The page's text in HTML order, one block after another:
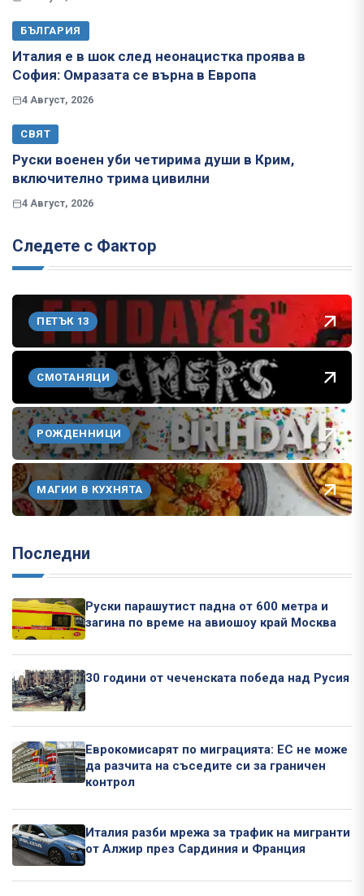
БЪЛГАРИЯ
Италия е в шок след неонацистка проява в
София: Омразата се върна в Европа
4 Август, 2026
СВЯТ
Руски военен уби четирима души в Крим,
включително трима цивилни
4 Август, 2026
Следете с Фактор
ПЕТЪК 13
СМОТАНЯЦИ
РОЖДЕННИЦИ
МАГИИ В КУХНЯТА
Последни
Руски парашутист падна от 600 метра и
загина по време на авиошоу край Москва
30 години от чеченската победа над Русия
Еврокомисарят по миграцията: ЕС не може
да разчита на съседите си за граничен
контрол
Италия разби мрежа за трафик на мигранти
от Алжир през Сардиния и Франция